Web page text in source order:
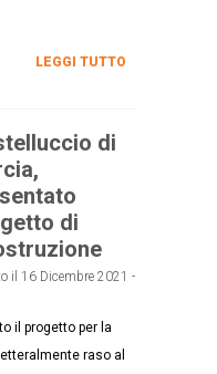
LEGGI TUTTO
di
di
il 16 Dicembre 2021 -
il progetto per la
raso al